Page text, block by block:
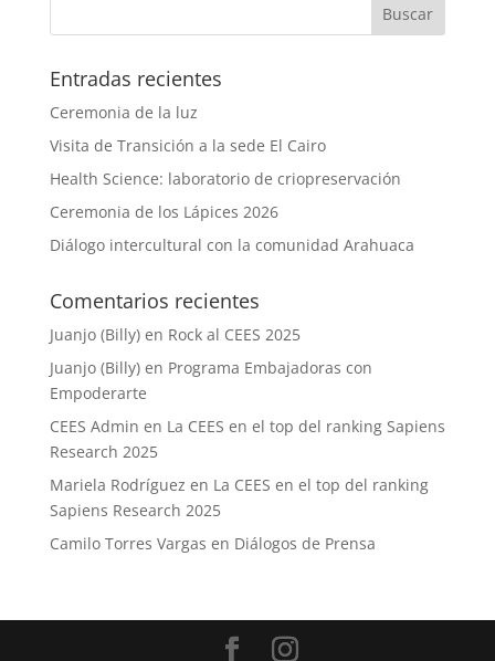
Entradas recientes
Ceremonia de la luz
Visita de Transición a la sede El Cairo
Health Science: laboratorio de criopreservación
Ceremonia de los Lápices 2026
Diálogo intercultural con la comunidad Arahuaca
Comentarios recientes
Juanjo (Billy)en Rock al CEES 2025
Juanjo (Billy)en Programa Embajadoras con
Empoderarte
CEES Admin en La CEES en el top del ranking Sapiens
Research 2025
Mariela Rodríguez en La CEES en el top del ranking
Sapiens Research 2025
Camilo Torres Vargas en Diálogos de Prensa